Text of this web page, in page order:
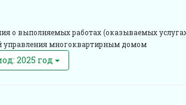
о выполняемых работах (оказываемых
управления многоквартирным домом
2025 год